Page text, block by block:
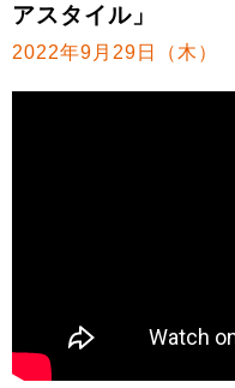
アスタイル」
2022年9月29日（木）